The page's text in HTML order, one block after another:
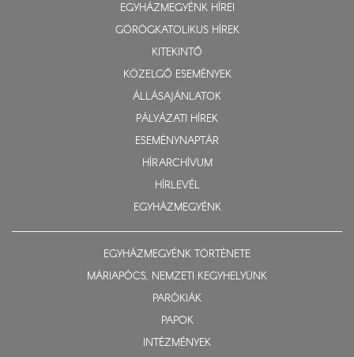
EGYHÁZMEGYÉNK HÍREI
GÖRÖGKATOLIKUS HÍREK
KITEKINTŐ
KÖZELGŐ ESEMÉNYEK
ÁLLÁSAJÁNLATOK
PÁLYÁZATI HÍREK
ESEMÉNYNAPTÁR
HÍRARCHÍVUM
HÍRLEVÉL
EGYHÁZMEGYÉNK
EGYHÁZMEGYÉNK TÖRTÉNETE
MÁRIAPÓCS, NEMZETI KEGYHELYÜNK
PARÓKIÁK
PAPOK
INTÉZMÉNYEK